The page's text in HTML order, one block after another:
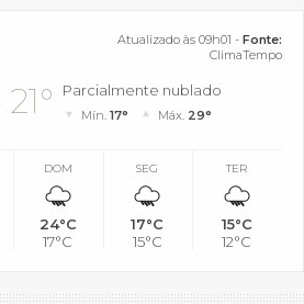
Atualizado às 09h01 - Fonte:
ClimaTempo
21° Parcialmente nublado
Mín.17° Máx. 29°
DOM
24°C
17°C
SEG
17°C
15°C
TER
15°C
12°C